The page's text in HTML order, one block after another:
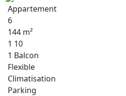
Appartement
6
144 m²
1 10
1 Balcon
Flexible
Climatisation
Parking